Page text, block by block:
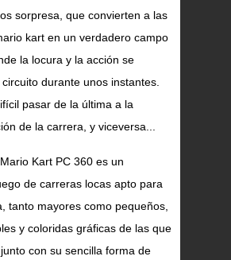
sorpresa, que convierten a las
kart en un verdadero campo
la locura y la acción se
durante unos instantes.
pasar de la última a la
de la carrera, y viceversa...
Kart PC 360 es un
de carreras locas apto para
tanto mayores como pequeños,
y coloridas gráficas de las que
con su sencilla forma de